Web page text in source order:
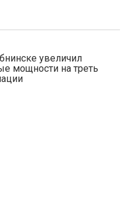
увеличил
мощности на треть